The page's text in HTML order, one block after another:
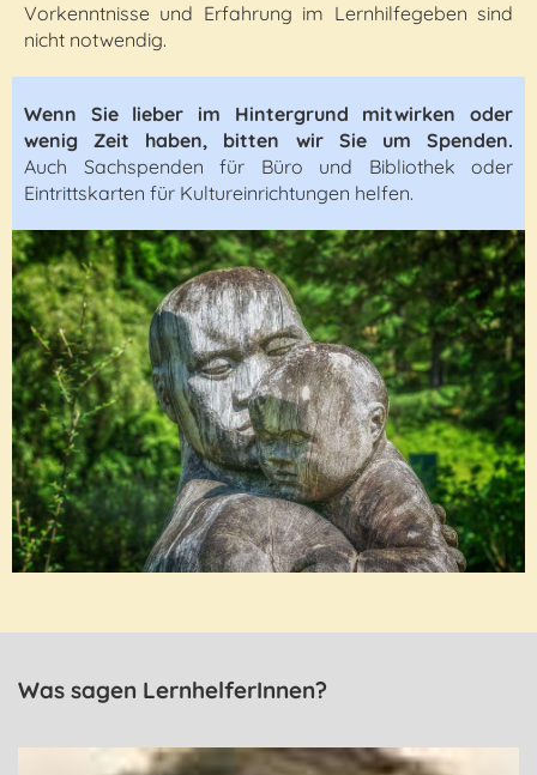
Vorkenntnisse und Erfahrung im Lernhilfegeben sind
nicht notwendig.
Wenn Sie lieber im Hintergrund mitwirken oder
wenig Zeit haben, bitten wir Sie um Spenden.
Auch Sachspenden für Büro und Bibliothek oder
Eintrittskarten für Kultureinrichtungen helfen.
Was sagen LernhelferInnen?